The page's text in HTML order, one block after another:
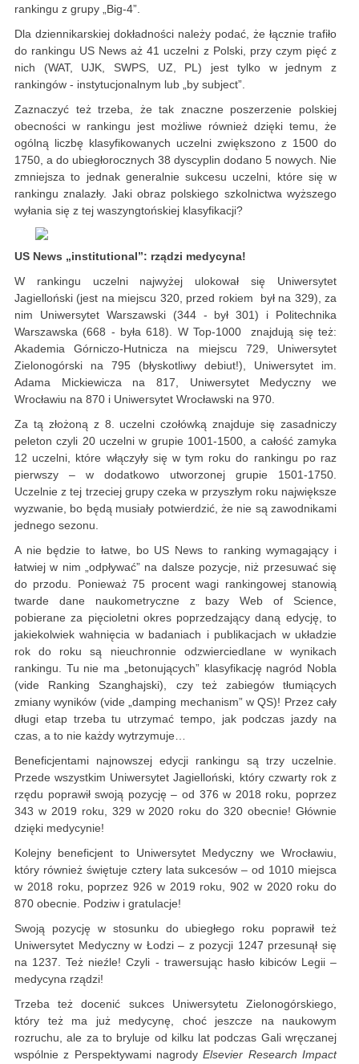
rankingu z grupy „Big-4”.
Dla dziennikarskiej dokładności należy podać, że łącznie trafiło
do rankingu US News aż 41 uczelni z Polski, przy czym pięć z
nich (WAT, UJK, SWPS, UZ, PL) jest tylko w jednym z
rankingów - instytucjonalnym lub „by subject”.
Zaznaczyć też trzeba, że tak znaczne poszerzenie polskiej
obecności w rankingu jest możliwe również dzięki temu, że
ogólną liczbę klasyfikowanych uczelni zwiększono z 1500 do
1750, a do ubiegłorocznych 38 dyscyplin dodano 5 nowych. Nie
zmniejsza to jednak generalnie sukcesu uczelni, które się w
rankingu znalazły. Jaki obraz polskiego szkolnictwa wyższego
wyłania się z tej waszyngtońskiej klasyfikacji?
US News „institutional”: rządzi medycyna!
W rankingu uczelni najwyżej ulokował się Uniwersytet
Jagielloński (jest na miejscu 320, przed rokiem był na 329), za
nim Uniwersytet Warszawski (344 - był 301) i Politechnika
Warszawska (668 - była 618). W Top-1000 znajdują się też:
Akademia Górniczo-Hutnicza na miejscu 729, Uniwersytet
Zielonogórski na 795 (błyskotliwy debiut!), Uniwersytet im.
Adama Mickiewicza na 817, Uniwersytet Medyczny we
Wrocławiu na 870 i Uniwersytet Wrocławski na 970.
Za tą złożoną z 8. uczelni czołówką znajduje się zasadniczy
peleton czyli 20 uczelni w grupie 1001-1500, a całość zamyka
12 uczelni, które włączyły się w tym roku do rankingu po raz
pierwszy – w dodatkowo utworzonej grupie 1501-1750.
Uczelnie z tej trzeciej grupy czeka w przyszłym roku największe
wyzwanie, bo będą musiały potwierdzić, że nie są zawodnikami
jednego sezonu.
A nie będzie to łatwe, bo US News to ranking wymagający i
łatwiej w nim „odpływać” na dalsze pozycje, niż przesuwać się
do przodu. Ponieważ 75 procent wagi rankingowej stanowią
twarde dane naukometryczne z bazy Web of Science,
pobierane za pięcioletni okres poprzedzający daną edycję, to
jakiekolwiek wahnięcia w badaniach i publikacjach w układzie
rok do roku są nieuchronnie odzwierciedlane w wynikach
rankingu. Tu nie ma „betonujących” klasyfikację nagród Nobla
(vide Ranking Szanghajski), czy też zabiegów tłumiących
zmiany wyników (vide „damping mechanism” w QS)! Przez cały
długi etap trzeba tu utrzymać tempo, jak podczas jazdy na
czas, a to nie każdy wytrzymuje…
Beneficjentami najnowszej edycji rankingu są trzy uczelnie.
Przede wszystkim Uniwersytet Jagielloński, który czwarty rok z
rzędu poprawił swoją pozycję – od 376 w 2018 roku, poprzez
343 w 2019 roku, 329 w 2020 roku do 320 obecnie! Głównie
dzięki medycynie!
Kolejny beneficjent to Uniwersytet Medyczny we Wrocławiu,
który również świętuje cztery lata sukcesów – od 1010 miejsca
w 2018 roku, poprzez 926 w 2019 roku, 902 w 2020 roku do
870 obecnie. Podziw i gratulacje!
Swoją pozycję w stosunku do ubiegłego roku poprawił też
Uniwersytet Medyczny w Łodzi – z pozycji 1247 przesunął się
na 1237. Też nieźle! Czyli - trawersując hasło kibiców Legii –
medycyna rządzi!
Trzeba też docenić sukces Uniwersytetu Zielonogórskiego,
który też ma już medycynę, choć jeszcze na naukowym
rozruchu, ale za to bryluje od kilku lat podczas Gali wręczanej
wspólnie z Perspektywami nagrodyElsevier Research Impact